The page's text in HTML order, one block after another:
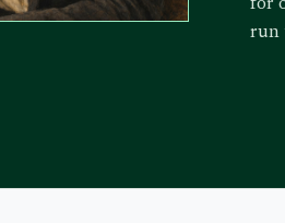
for
run